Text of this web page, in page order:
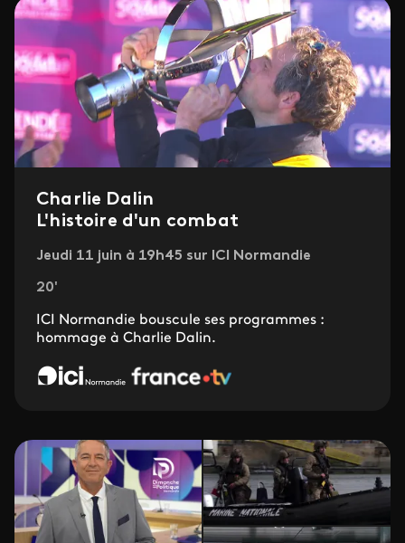
Charlie Dalin
L'histoire d'un combat
Jeudi 11 juin à 19h45 sur ICI Normandie
20'
ICI Normandie bouscule ses programmes :
hommage à Charlie Dalin.